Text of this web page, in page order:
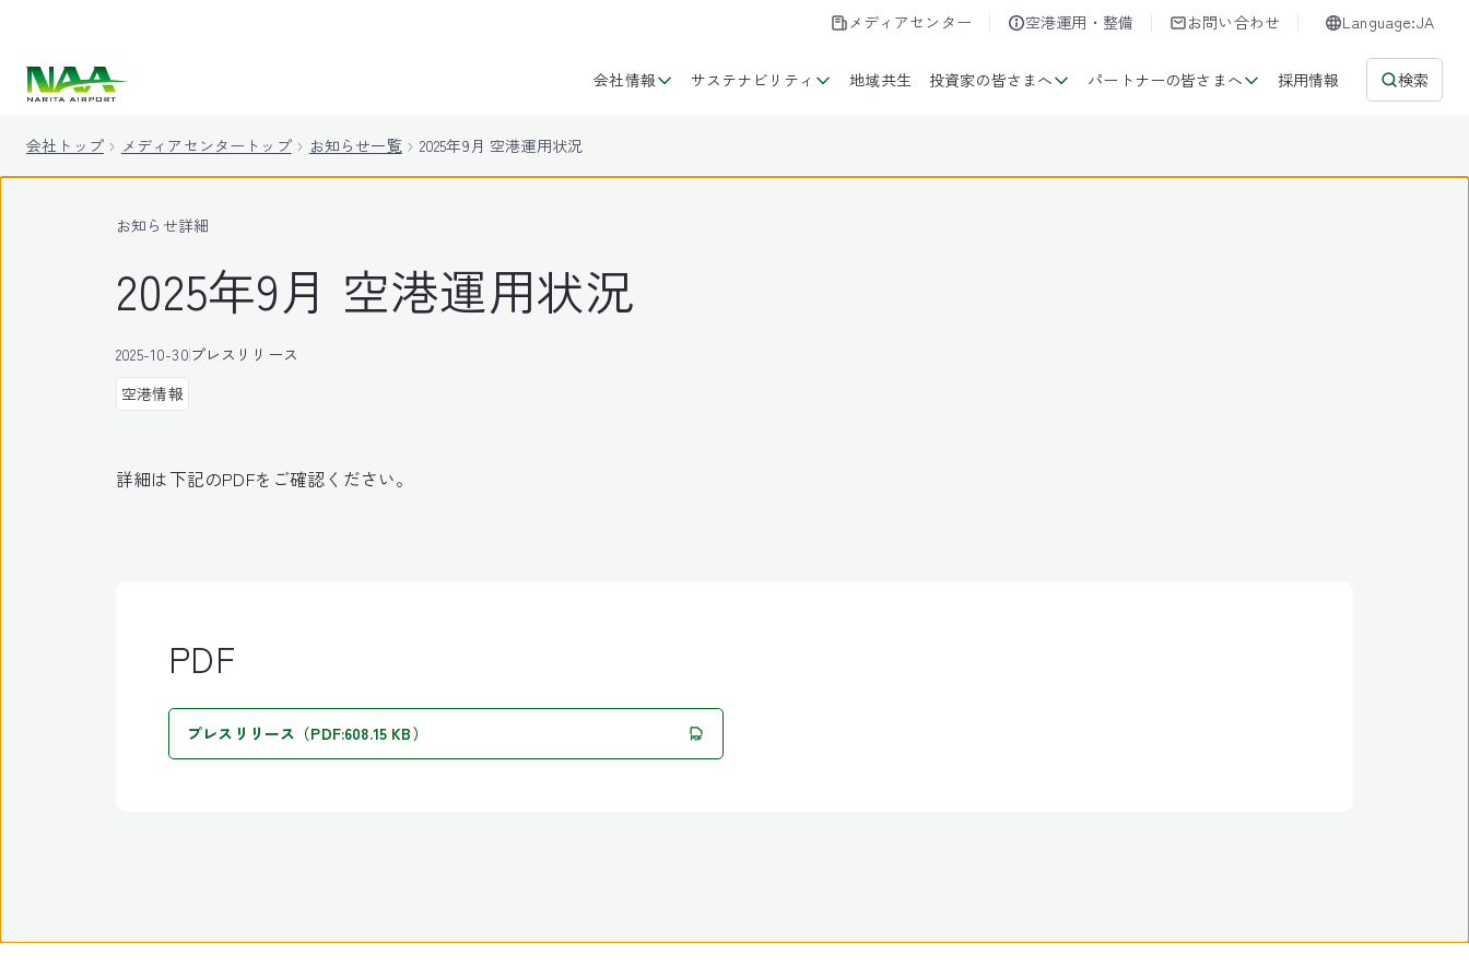
メディアセンター 空港運用・整備 お問い合わせ Language:JA
会社情報 サステナビリティ 地域共生 投資家の皆さまへ パートナーの皆さまへ 採用情報 検索
会社トップ メディアセンタートップ お知らせ一覧 2025年9月 空港運用状況
お知らせ詳細
2025年9月 空港運用状況
2025-10-30プレスリリース
空港情報
詳細は下記のPDFをご確認ください。
PDF
プレスリリース（PDF:608.15 KB）